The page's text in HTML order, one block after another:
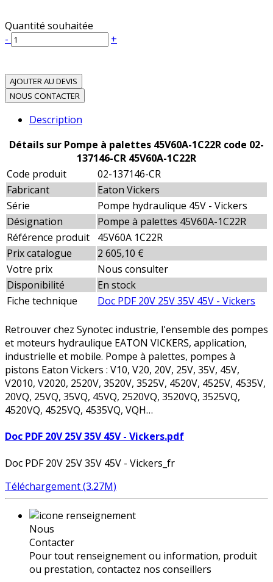
Quantité souhaitée
-
+
AJOUTER AU DEVIS
NOUS CONTACTER
Description
Détails sur Pompe à palettes 45V60A-1C22R code 02-
137146-CR 45V60A-1C22R
Code produit
02-137146-CR
Fabricant
Eaton Vickers
Série
Pompe hydraulique 45V - Vickers
Désignation
Pompe à palettes 45V60A-1C22R
Référence produit
45V60A 1C22R
Prix catalogue
2 605,10 €
Votre prix
Nous consulter
Disponibilité
En stock
Fiche technique
Doc PDF 20V 25V 35V 45V - Vickers
Retrouver chez Synotec industrie, l'ensemble des pompes
et moteurs hydraulique EATON VICKERS, application,
industrielle et mobile. Pompe à palettes, pompes à
pistons Eaton Vickers : V10, V20, 20V, 25V, 35V, 45V,
V2010, V2020, 2520V, 3520V, 3525V, 4520V, 4525V, 4535V,
20VQ, 25VQ, 35VQ, 45VQ, 2520VQ, 3520VQ, 3525VQ,
4520VQ, 4525VQ, 4535VQ, VQH…
Doc PDF 20V 25V 35V 45V - Vickers.pdf
Doc PDF 20V 25V 35V 45V - Vickers_fr
Téléchargement (3.27M)
Nous
Contacter
Pour tout renseignement ou information, produit
ou prestation, contactez nos conseillers